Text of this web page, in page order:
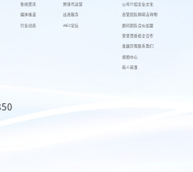
新闻资讯
媒体报道
行业动态
跨境代运营
出海服务
AIEC论坛
公司介绍
高管团队
顾问团队
荣誉资质
发展历程
视频中心
萌人萌事
企业文化
网萌吉祥物
合伙加盟
校企合作
联系我们